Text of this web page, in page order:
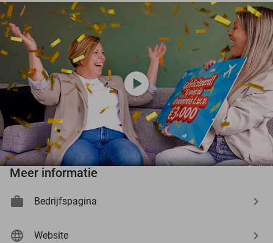
play_circle
Meer informatie
Bedrijfspagina
Website